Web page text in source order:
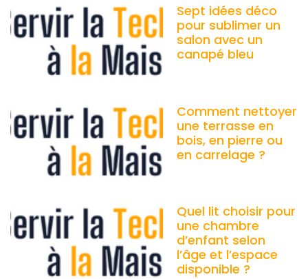
Sept idées déco
pour sublimer un
salon avec un
canapé bleu
Comment nettoyer
une terrasse en
bois, en pierre ou
en carrelage ?
Quel lit choisir pour
une chambre
d’enfant selon
l’âge et l’espace
disponible ?